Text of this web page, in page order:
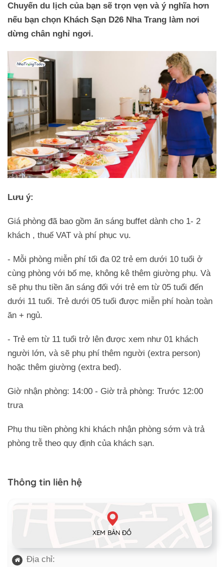
Chuyến du lịch của bạn sẽ trọn vẹn và ý nghĩa hơn
nếu bạn chọn Khách Sạn D26 Nha Trang làm nơi
dừng chân nghỉ ngơi.
Lưu ý:
Giá phòng đã bao gồm ăn sáng buffet dành cho 1- 2
khách , thuế VAT và phí phục vụ.
- Mỗi phòng miễn phí tối đa 02 trẻ em dưới 10 tuổi ở
cùng phòng với bố mẹ, không kê thêm giường phụ. Và
sẽ phụ thu tiền ăn sáng đối với trẻ em từ 05 tuổi đến
dưới 11 tuổi. Trẻ dưới 05 tuổi được miễn phí hoàn toàn
ăn + ngủ.
- Trẻ em từ 11 tuổi trở lên được xem như 01 khách
người lớn, và sẽ phụ phí thêm người (extra person)
hoặc thêm giường (extra bed).
Giờ nhận phòng: 14:00 - Giờ trả phòng: Trước 12:00
trưa
Phụ thu tiền phòng khi khách nhận phòng sớm và trả
phòng trễ theo quy định của khách sạn.
Thông tin liên hệ
XEM BẢN ĐỒ
Địa chỉ: